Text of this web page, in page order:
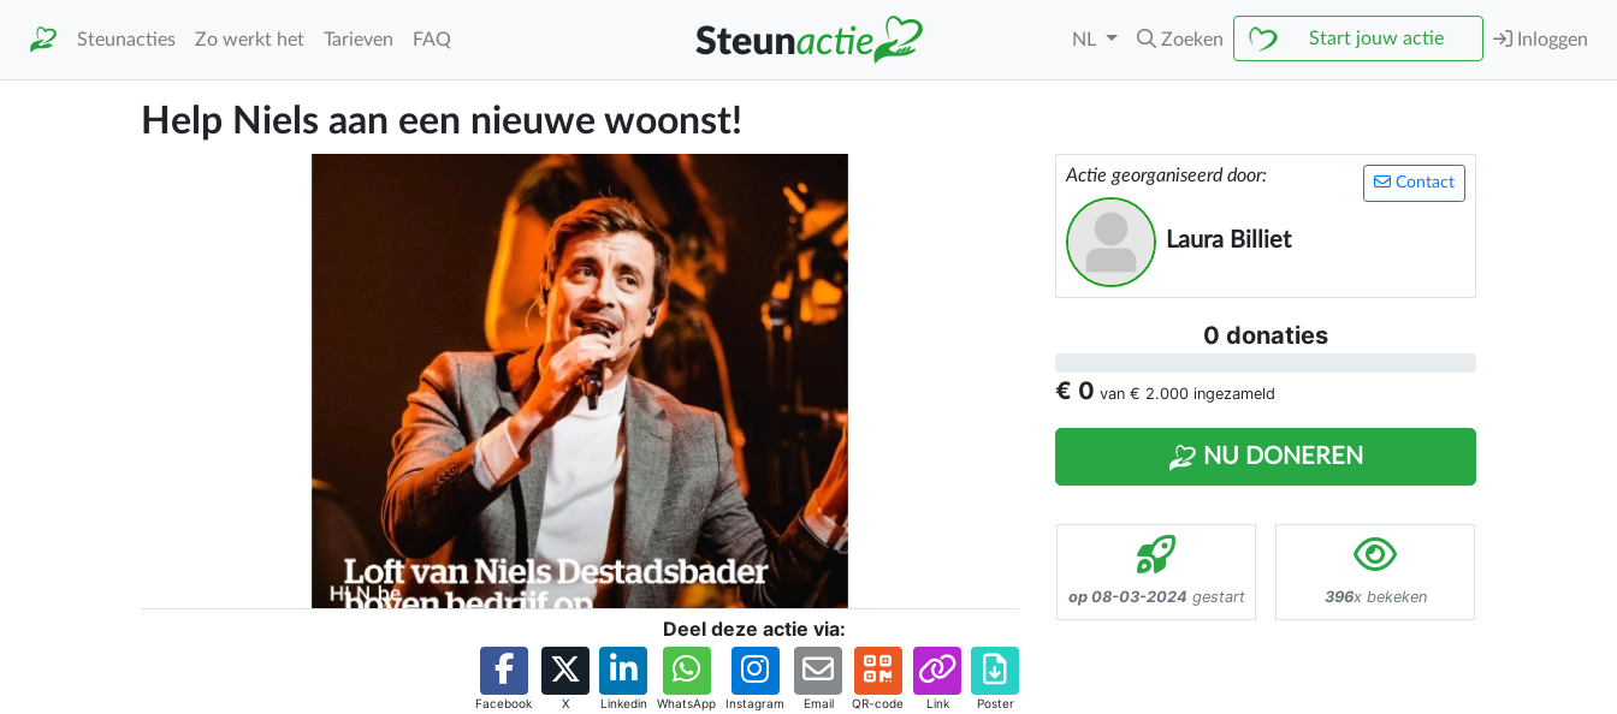
Steunacties Zo werkt het Tarieven FAQ NL Zoeken Start jouw actie Inloggen
Help Niels aan een nieuwe woonst!
Deel deze actie via:
Facebook X Linkedin WhatsApp Instagram Email QR-code Link Poster
Contact
Actie georganiseerd door:
Laura Billiet
0 donaties
€ 0 van € 2.000 ingezameld
NU DONEREN
op 08-03-2024 gestart 396x bekeken